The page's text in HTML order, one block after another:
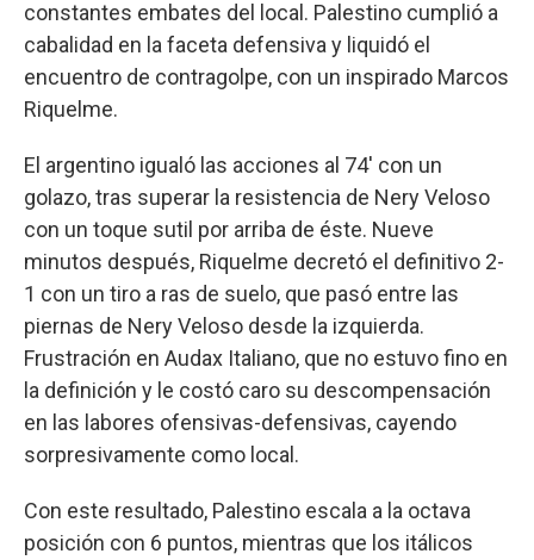
constantes embates del local. Palestino cumplió a
cabalidad en la faceta defensiva y liquidó el
encuentro de contragolpe, con un inspirado Marcos
Riquelme.
El argentino igualó las acciones al 74' con un
golazo, tras superar la resistencia de Nery Veloso
con un toque sutil por arriba de éste. Nueve
minutos después, Riquelme decretó el definitivo 2-
1 con un tiro a ras de suelo, que pasó entre las
piernas de Nery Veloso desde la izquierda.
Frustración en Audax Italiano, que no estuvo fino en
la definición y le costó caro su descompensación
en las labores ofensivas-defensivas, cayendo
sorpresivamente como local.
Con este resultado, Palestino escala a la octava
posición con 6 puntos, mientras que los itálicos